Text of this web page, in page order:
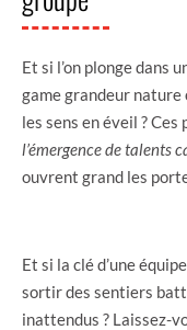
Et si l’on plonge dans
game grandeur nature
les sens en éveil ?
l’émergence de talents
ouvrent grand les
Et si la clé d’une
sortir des sentiers
inattendus ? Laissez-